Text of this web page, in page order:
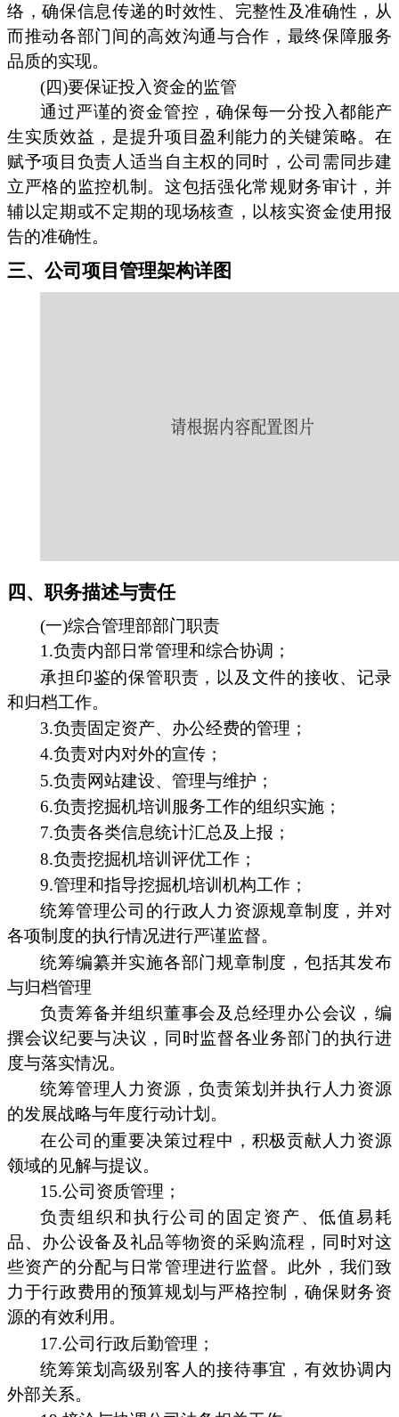
络，确保信息传递的时效性、完整性及准确性，从
而推动各部门间的高效沟通与合作，最终保障服务
品质的实现。
(四)要保证投入资金的监管
通过严谨的资金管控，确保每一分投入都能产
生实质效益，是提升项目盈利能力的关键策略。在
赋予项目负责人适当自主权的同时，公司需同步建
立严格的监控机制。这包括强化常规财务审计，并
辅以定期或不定期的现场核查，以核实资金使用报
告的准确性。
三、公司项目管理架构详图
四、职务描述与责任
(一)综合管理部部门职责
1.负责内部日常管理和综合协调；
承担印鉴的保管职责，以及文件的接收、记录
和归档工作。
3.负责固定资产、办公经费的管理；
4.负责对内对外的宣传；
5.负责网站建设、管理与维护；
6.负责挖掘机培训服务工作的组织实施；
7.负责各类信息统计汇总及上报；
8.负责挖掘机培训评优工作；
9.管理和指导挖掘机培训机构工作；
统筹管理公司的行政人力资源规章制度，并对
各项制度的执行情况进行严谨监督。
统筹编纂并实施各部门规章制度，包括其发布
与归档管理
负责筹备并组织董事会及总经理办公会议，编
撰会议纪要与决议，同时监督各业务部门的执行进
度与落实情况。
统筹管理人力资源，负责策划并执行人力资源
的发展战略与年度行动计划。
在公司的重要决策过程中，积极贡献人力资源
领域的见解与提议。
15.公司资质管理；
负责组织和执行公司的固定资产、低值易耗
品、办公设备及礼品等物资的采购流程，同时对这
些资产的分配与日常管理进行监督。此外，我们致
力于行政费用的预算规划与严格控制，确保财务资
源的有效利用。
17.公司行政后勤管理；
统筹策划高级别客人的接待事宜，有效协调内
外部关系。